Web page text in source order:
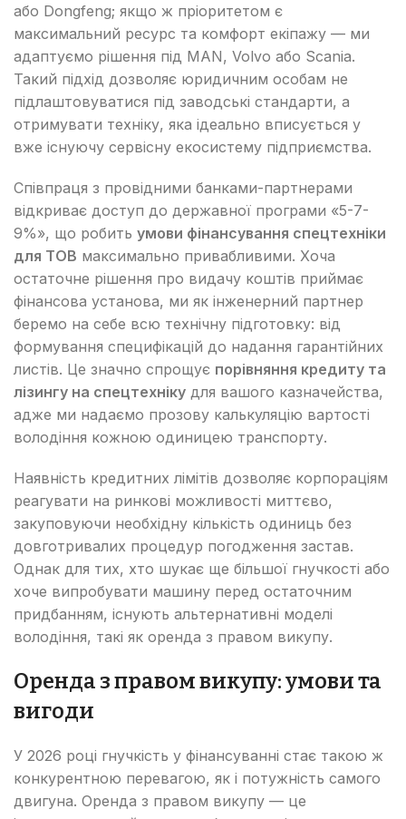
або Dongfeng; якщо ж пріоритетом є
максимальний ресурс та комфорт екіпажу — ми
адаптуємо рішення під MAN, Volvo або Scania.
Такий підхід дозволяє юридичним особам не
підлаштовуватися під заводські стандарти, а
отримувати техніку, яка ідеально вписується у
вже існуючу сервісну екосистему підприємства.
Співпраця з провідними банками-партнерами
відкриває доступ до державної програми «5-7-
9%», що робить умови фінансування спецтехніки
для ТОВ максимально привабливими. Хоча
остаточне рішення про видачу коштів приймає
фінансова установа, ми як інженерний партнер
беремо на себе всю технічну підготовку: від
формування специфікацій до надання гарантійних
листів. Це значно спрощує порівняння кредиту та
лізингу на спецтехніку для вашого казначейства,
адже ми надаємо прозову калькуляцію вартості
володіння кожною одиницею транспорту.
Наявність кредитних лімітів дозволяє корпораціям
реагувати на ринкові можливості миттєво,
закуповуючи необхідну кількість одиниць без
довготривалих процедур погодження застав.
Однак для тих, хто шукає ще більшої гнучкості або
хоче випробувати машину перед остаточним
придбанням, існують альтернативні моделі
володіння, такі як оренда з правом викупу.
Оренда з правом викупу: умови та
вигоди
У 2026 році гнучкість у фінансуванні стає такою ж
конкурентною перевагою, як і потужність самого
двигуна. Оренда з правом викупу — це